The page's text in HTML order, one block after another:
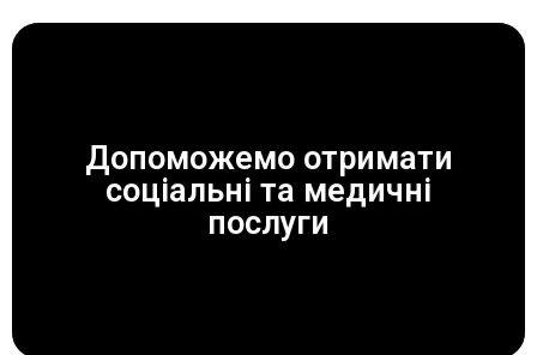
Допоможемо отримати
соціальні та медичні
послуги
ЗАВЖДИ ДОПОМОЖЕМО!